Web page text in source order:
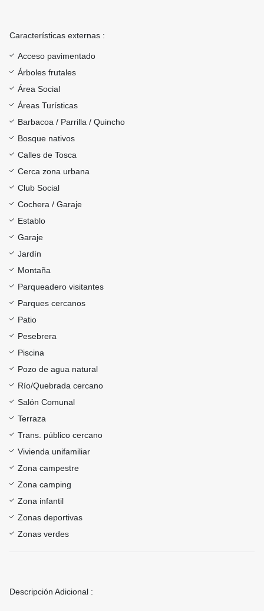
Características externas :
Acceso pavimentado
Árboles frutales
Área Social
Áreas Turísticas
Barbacoa / Parrilla / Quincho
Bosque nativos
Calles de Tosca
Cerca zona urbana
Club Social
Cochera / Garaje
Establo
Garaje
Jardín
Montaña
Parqueadero visitantes
Parques cercanos
Patio
Pesebrera
Piscina
Pozo de agua natural
Río/Quebrada cercano
Salón Comunal
Terraza
Trans. público cercano
Vivienda unifamiliar
Zona campestre
Zona camping
Zona infantil
Zonas deportivas
Zonas verdes
Descripción Adicional :